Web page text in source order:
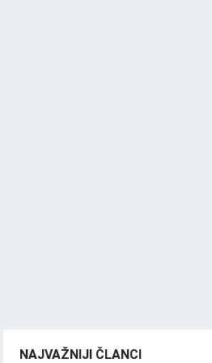
NAJVAŽNIJI ČLANCI